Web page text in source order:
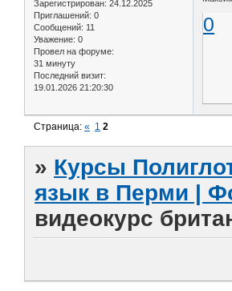
Зарегистрирован: 24.12.2025
Приглашений: 0
Сообщений: 11
Уважение: 0
Провел на форуме:
31 минуту
Последний визит:
19.01.2026 21:20:30
0
Страница:« 1 2
» Курсы
язык в Перми |
видеокурс